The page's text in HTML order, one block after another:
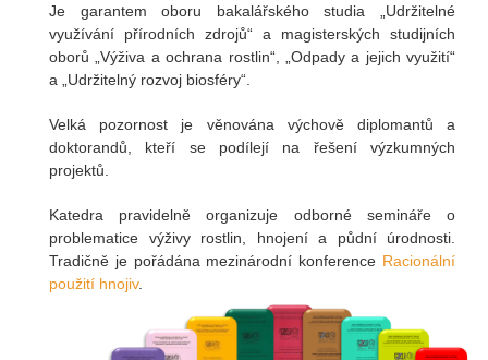
Je garantem oboru bakalářského studia „Udržitelné
využívání přírodních zdrojů“ a magisterských studijních
oborů „Výživa a ochrana rostlin“, „Odpady a jejich využití“
a „Udržitelný rozvoj biosféry“.
Velká pozornost je věnována výchově diplomantů a
doktorandů, kteří se podílejí na řešení výzkumných
projektů.
Katedra pravidelně organizuje odborné semináře o
problematice výživy rostlin, hnojení a půdní úrodnosti.
Tradičně je pořádána mezinárodní konference Racionální
použití hnojiv.